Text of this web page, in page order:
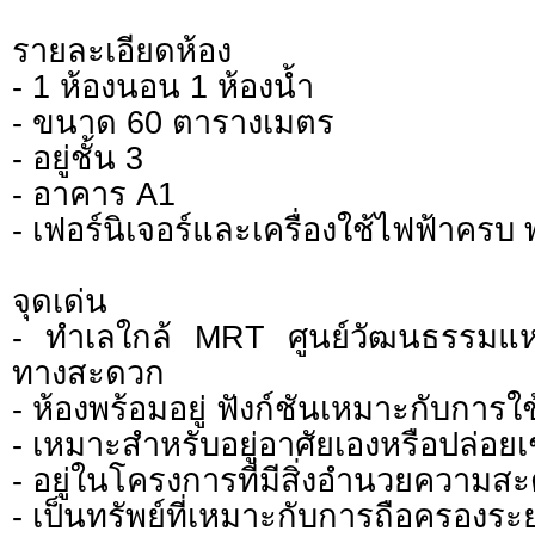
รายละเอียดห้อง
- 1 ห้องนอน 1 ห้องน้ำ
- ขนาด 60 ตารางเมตร
- อยู่ชั้น 3
- อาคาร A1
- เฟอร์นิเจอร์และเครื่องใช้ไฟฟ้าครบ
จุดเด่น
- ทำเลใกล้ MRT ศูนย์วัฒนธรรมแ
ทางสะดวก
- ห้องพร้อมอยู่ ฟังก์ชันเหมาะกับการใ
- เหมาะสำหรับอยู่อาศัยเองหรือปล่อย
- อยู่ในโครงการที่มีสิ่งอำนวยความส
- เป็นทรัพย์ที่เหมาะกับการถือครองระ